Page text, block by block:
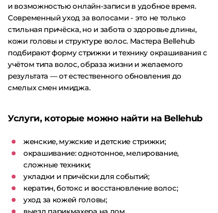
и возможностью онлайн-записи в удобное время.
Современный уход за волосами - это не только
стильная причёска, но и забота о здоровье длины,
кожи головы и структуре волос. Мастера Bellehub
подбирают форму стрижки и технику окрашивания с
учётом типа волос, образа жизни и желаемого
результата — от естественного обновления до
смелых смен имиджа.
Услуги, которые можно найти на Bellehub
женские, мужские и детские стрижки;
окрашивание: однотонное, мелирование,
сложные техники;
укладки и причёски для событий;
кератин, ботокс и восстановление волос;
уход за кожей головы;